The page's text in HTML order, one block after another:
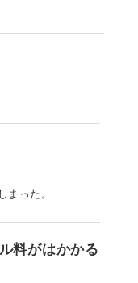
まった。
料がはかかる